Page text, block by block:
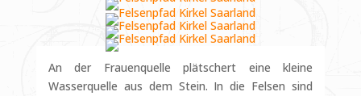
An der Frauenquelle plätschert eine kleine
Wasserquelle aus dem Stein. In die Felsen sind